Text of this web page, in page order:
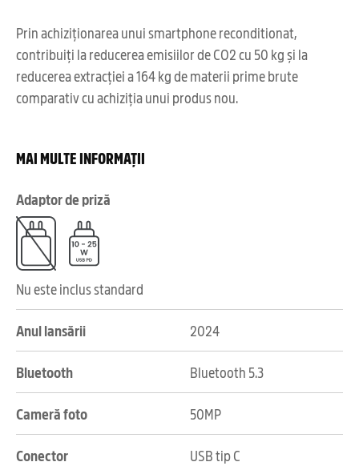
Prin achiziționarea unui smartphone reconditionat,
contribuiți la reducerea emisiilor de CO2 cu 50 kg și la
reducerea extracției a 164 kg de materii prime brute
comparativ cu achiziția unui produs nou.
MAI MULTE INFORMAȚII
Adaptor de priză
Nu este inclus standard
Anul lansării 2024
Bluetooth Bluetooth 5.3
Cameră foto 50MP
Conector USB tip C